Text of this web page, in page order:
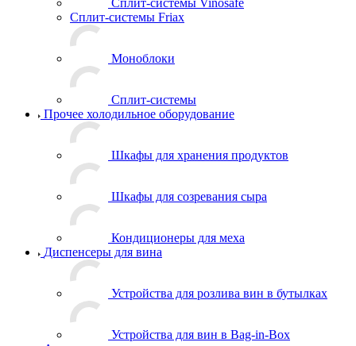
Сплит-системы Vinosafe
Сплит-системы Friax
Моноблоки
Сплит-системы
Прочее холодильное оборудование
Шкафы для хранения продуктов
Шкафы для созревания сыра
Кондиционеры для меха
Диспенсеры для вина
Устройства для розлива вин в бутылках
Устройства для вин в Bag-in-Box